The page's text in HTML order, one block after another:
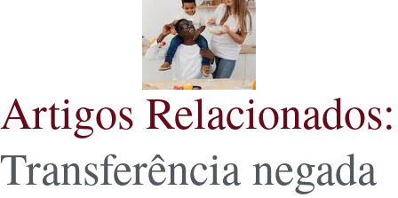
Artigos Relacionados:
Transferência negada